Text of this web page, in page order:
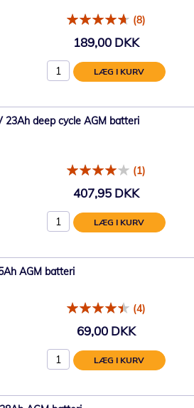
(8)
189,00 DKK
LÆG I KURV
deep cycle AGM batteri
(1)
407,95 DKK
LÆG I KURV
AGM batteri
(4)
69,00 DKK
LÆG I KURV